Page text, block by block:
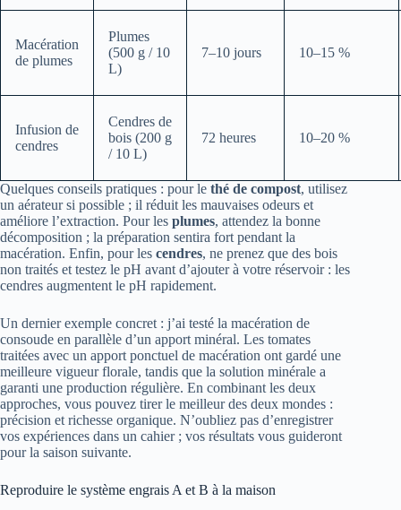
Macération
de plumes
Plumes
(500 g / 10
L)
7–10 jours 10–15 %
Infusion de
cendres
Cendres de
bois (200 g
/ 10 L)
72 heures 10–20 %
Quelques conseils pratiques : pour le thé de compost, utilisez
un aérateur si possible ; il réduit les mauvaises odeurs et
améliore l’extraction. Pour les plumes, attendez la bonne
décomposition ; la préparation sentira fort pendant la
macération. Enfin, pour les cendres, ne prenez que des bois
non traités et testez le pH avant d’ajouter à votre réservoir : les
cendres augmentent le pH rapidement.
Un dernier exemple concret : j’ai testé la macération de
consoude en parallèle d’un apport minéral. Les tomates
traitées avec un apport ponctuel de macération ont gardé une
meilleure vigueur florale, tandis que la solution minérale a
garanti une production régulière. En combinant les deux
approches, vous pouvez tirer le meilleur des deux mondes :
précision et richesse organique. N’oubliez pas d’enregistrer
vos expériences dans un cahier ; vos résultats vous guideront
pour la saison suivante.
Reproduire le système engrais A et B à la maison